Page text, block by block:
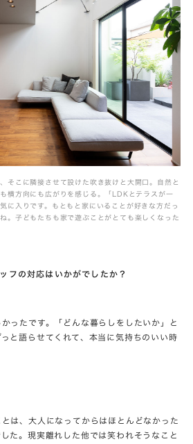
そこに隣接させて設けた吹き抜けと大開口。自然と
横方向にも広がりを感じる。「LDKとテラスが一
に入りです。もともと家にいることが好きな方だっ
。子どもたちも家で遊ぶことがとても楽しくなった
フの対応はいかがでしたか？
ったです。「どんな暮らしをしたいか」と
と語らせてくれて、本当に気持ちのいい時
は、大人になってからはほとんどなかった
た。現実離れした他では笑われそうなこと